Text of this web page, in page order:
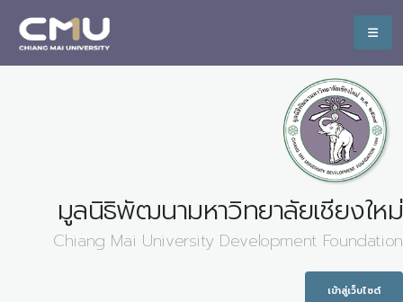
มูลนิธิพัฒนามหาวิทยาลัยเชียงใหม่
Chiang Mai University Development Foundation
เข้าสู่เว็บไซต์